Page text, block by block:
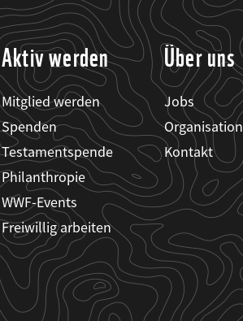
Aktiv werden
Mitglied werden
Spenden
Testamentspende
Philanthropie
WWF-Events
Freiwillig arbeiten
Über uns
Jobs
Organisation
Kontakt